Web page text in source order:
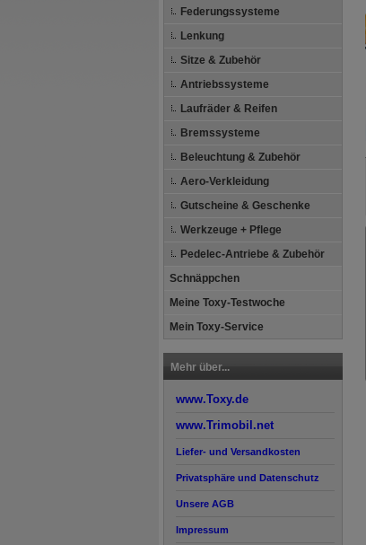
Federungssysteme
Lenkung
Sitze & Zubehör
Antriebssysteme
Laufräder & Reifen
Bremssysteme
Beleuchtung & Zubehör
Aero-Verkleidung
Gutscheine & Geschenke
Werkzeuge + Pflege
Pedelec-Antriebe & Zubehör
Schnäppchen
Meine Toxy-Testwoche
Mein Toxy-Service
Mehr über...
www.Toxy.de
www.Trimobil.net
Liefer- und Versandkosten
Privatsphäre und Datenschutz
Unsere AGB
Impressum